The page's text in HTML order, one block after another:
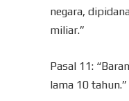
negara,
miliar.”
Pasal 11:
lama 10 tahun.”